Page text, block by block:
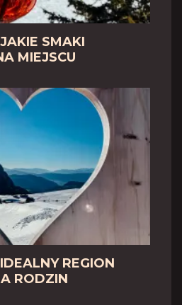
SMAKI
MIEJSCU
REGION
RODZIN